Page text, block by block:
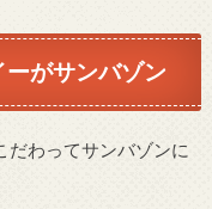
がサンバゾン
だわってサンバゾンに